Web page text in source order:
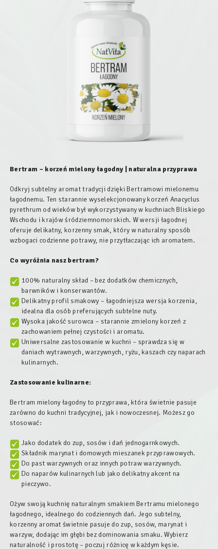
Bertram – korzeń mielony łagodny | naturalna przyprawa
Odkryj subtelny aromat tradycji dzięki Bertramowi mielonemu
łagodnemu. Ten starannie wyselekcjonowany korzeń Anacyclus
pyrethrum od wieków był wykorzystywany w kuchniach Bliskiego
Wschodu i krajów śródziemnomorskich. W wersji łagodnej
oferuje delikatny, korzenny smak, który w naturalny sposób
wzbogaci codzienne potrawy, nie przytłaczając ich aromatem.
Co wyróżnia nasz bertram?
100% naturalny skład – bez dodatków chemicznych,
barwników i konserwantów.
Delikatny profil smakowy – łagodniejsza wersja korzenia,
idealna dla osób preferujących subtelne nuty.
Wysoka jakość surowca – starannie zmielony korzeń z
zachowaniem pełnej czystości i aromatu.
Uniwersalne zastosowanie w kuchni – sprawdza się w
daniach wytrawnych, warzywnych, ryżu, kaszach czy naparach
kulinarnych.
Zastosowanie kulinarne:
Bertram mielony łagodny to przyprawa, która świetnie pasuje
zarówno do kuchni tradycyjnej, jak i nowoczesnej. Możesz go
stosować:
Jako dodatek do zup, sosów i dań jednogarnkowych.
Składnik marynat i domowych mieszanek przyprawowych.
Do past warzywnych oraz innych potraw warzywnych.
Do naparów kulinarnych lub jako delikatny akcent na
pieczywo.
Ożyw swoją kuchnię naturalnym smakiem Bertramu mielonego
łagodnego, idealnego do codziennych dań. Jego subtelny,
korzenny aromat świetnie pasuje do zup, sosów, marynat i
warzyw, dodając im głębi bez dominowania smaku. Wybierz
naturalność i prostotę – poczuj różnicę w każdym kęsie.